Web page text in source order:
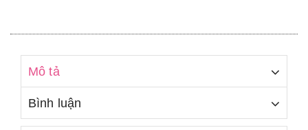
Mô tả
Bình luận